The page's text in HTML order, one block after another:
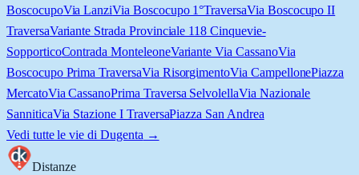
BoscocupoVia LanziVia Boscocupo 1°TraversaVia Boscocupo II
TraversaVariante Strada Provinciale 118 Cinquevie-
SopporticoContrada MonteleoneVariante Via CassanoVia
Boscocupo Prima TraversaVia RisorgimentoVia CampellonePiazza
MercatoVia CassanoPrima Traversa SelvolellaVia Nazionale
SanniticaVia Stazione I TraversaPiazza San Andrea
Vedi tutte le vie di Dugenta →
Distanze